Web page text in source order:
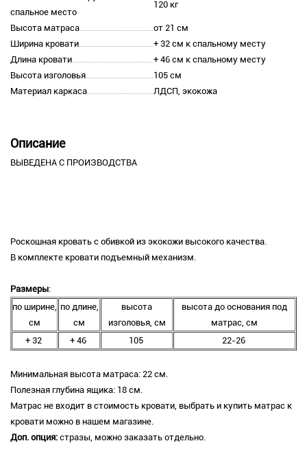
спальное место
120 кг
Высота матраса
от 21 см
Ширина кровати
+ 32 см к спальному месту
Длина кровати
+ 46 см к спальному месту
Высота изголовья
105 см
Материал каркаса
ЛДСП, экокожа
Описание
ВЫВЕДЕНА С ПРОИЗВОДСТВА
Роскошная кровать с обивкой из экокожи высокого качества.
В комплекте кровати подъемный механизм.
Размеры:
по ширине,
см
по длине,
см
высота
изголовья, см
высота до основания под
матрас, см
+ 32
+ 46 105 22-26
Минимальная высота матраса: 22 см.
Полезная глубина ящика: 18 см.
Матрас не входит в стоимость кровати, выбрать и купить матрас к
кровати можно в нашем магазине.
Доп. опция: стразы, можно заказать отдельно.